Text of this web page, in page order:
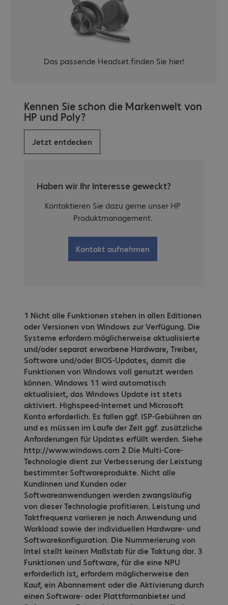
Das passende Headset finden Sie hier!
Kennen Sie schon die Markenwelt von
HP und Poly?
Jetzt entdecken
Haben wir Ihr Interesse geweckt?
Kontaktieren Sie dazu gerne unser HP
Produktmanagement.
Kontakt aufnehmen
1 Nicht alle Funktionen stehen in allen Editionen
oder Versionen von Windows zur Verfügung. Die
Systeme erfordern möglicherweise aktualisierte
und/oder separat erworbene Hardware, Treiber,
Software und/oder BIOS-Updates, damit die
Funktionen von Windows voll genutzt werden
können. Windows 11 wird automatisch
aktualisiert, das Windows Update ist stets
aktiviert. Highspeed-Internet und Microsoft
Konto erforderlich. Es fallen ggf. ISP-Gebühren an
und es müssen im Laufe der Zeit ggf. zusätzliche
Anforderungen für Updates erfüllt werden. Siehe
http://www.windows.com 2 Die Multi-Core-
Technologie dient zur Verbesserung der Leistung
bestimmter Softwareprodukte. Nicht alle
Kundinnen und Kunden oder
Softwareanwendungen werden zwangsläufig
von dieser Technologie profitieren. Leistung und
Taktfrequenz variieren je nach Anwendung und
Workload sowie der individuellen Hardware- und
Softwarekonfiguration. Die Nummerierung von
Intel stellt keinen Maßstab für die Taktung dar. 3
Funktionen und Software, für die eine NPU
erforderlich ist, erfordern möglicherweise den
Kauf, ein Abonnement oder die Aktivierung durch
einen Software- oder Plattformanbieter und